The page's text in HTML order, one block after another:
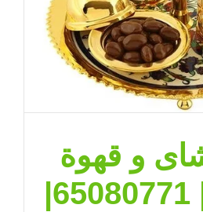
و قهوة
الكويت | 65080771|